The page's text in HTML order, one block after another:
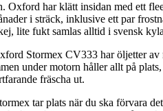
har klätt insidan med ett
i sträck, inklusive ett par
lite fukt samlas alltid i svensk
Stormex CV333 har öljetter
under motorn håller allt på
fräscha ut.
tar plats när du ska förvara